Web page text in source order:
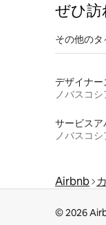
ぜひ
その他の
デザイナー
ノバスコシ
ノバスコシ
Airbnb
© 2026